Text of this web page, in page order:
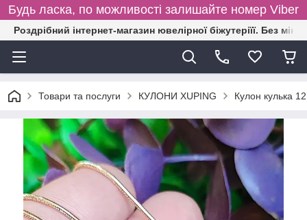
Будь ласка, по можливості залишайте номер Viber
Роздрібний інтернет-магазин ювелірної біжутеріїї. Без
Товари та послуги КУЛОНИ XUPING Кулон кулька